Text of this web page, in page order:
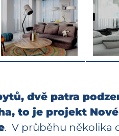
dvě patra
to je projekt
. V průběhu několika